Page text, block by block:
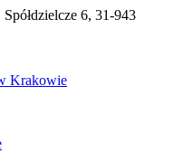
6, 31-943